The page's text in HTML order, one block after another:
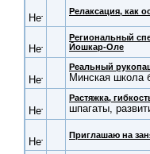
Релаксация, как
Региональный
Йошкар-Оле
Реальный
Минская школа
Растяжка,
шпагаты,
Приглашаю на